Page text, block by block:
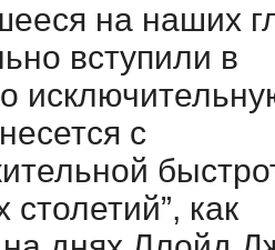
на наших
вступили в
с
столетий”, как